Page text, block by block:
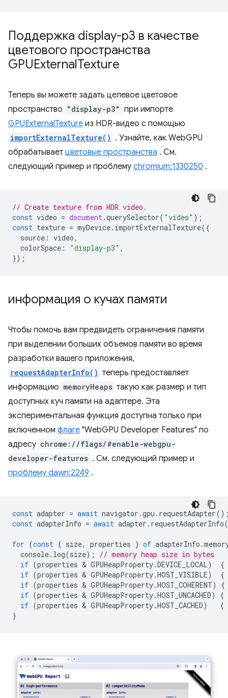
Поддержка display-p3 в качестве
цветового пространства
GPUExternalTexture
Теперь вы можете задать целевое цветовое
пространство "display-p3" при импорте
GPUExternalTexture из HDR-видео с помощью
importExternalTexture() . Узнайте, как WebGPU
обрабатывает цветовые пространства . См.
следующий пример и проблему chromium:1330250 .
// Create texture from HDR video.
const video = document .querySelector( "video" );
const texture = myDevice. importExternalTexture({
source : video,
colorSpace : "display-p3" ,
});
информация о кучах памяти
Чтобы помочь вам предвидеть ограничения памяти
при выделении больших объемов памяти во время
разработки вашего приложения,
requestAdapterInfo() теперь предоставляет
информацию memoryHeaps такую ​​как размер и тип
доступных куч памяти на адаптере. Эта
экспериментальная функция доступна только при
включенном флаге "WebGPU Developer Features" по
адресу chrome://flags/#enable-webgpu-
developer-features . См. следующий пример и
проблему dawn:2249 .
const adapter = await navigator .gpu . requestAdapter
const adapterInfo = await adapter . requestAdapterInfo
for (const { size, properties } of adapterInfo .
console. log(size);
// memory heap size in bytes
if (properties & GPUHeapProperty.DEVICE_LOCAL)
{
if (properties & GPUHeapProperty.HOST_VISIBLE)
{
if (properties & GPUHeapProperty.HOST_COHERENT)
{
if (properties & GPUHeapProperty.HOST_UNCACHED)
{
if (properties & GPUHeapProperty.HOST_CACHED)
{
}